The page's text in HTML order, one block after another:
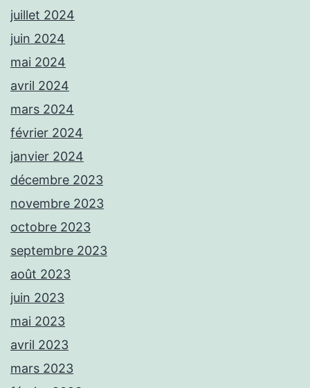
juillet 2024
juin 2024
mai 2024
avril 2024
mars 2024
février 2024
janvier 2024
décembre 2023
novembre 2023
octobre 2023
septembre 2023
août 2023
juin 2023
mai 2023
avril 2023
mars 2023